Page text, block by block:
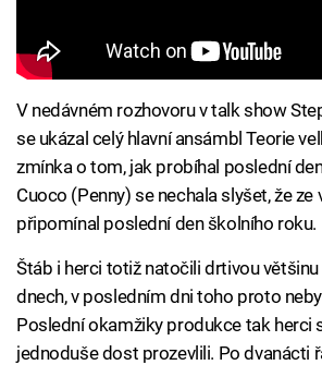
V nedávném rozhovoru v talk show
se ukázal celý hlavní ansámbl Teorie
zmínka o tom, jak probíhal poslední
Cuoco (Penny) se nechala slyšet, že ze
připomínal poslední den školního roku.
Štáb i herci totiž natočili drtivou
dnech, v posledním dni toho proto
Poslední okamžiky produkce tak herci
jednoduše dost prozevlili. Po dvanácti